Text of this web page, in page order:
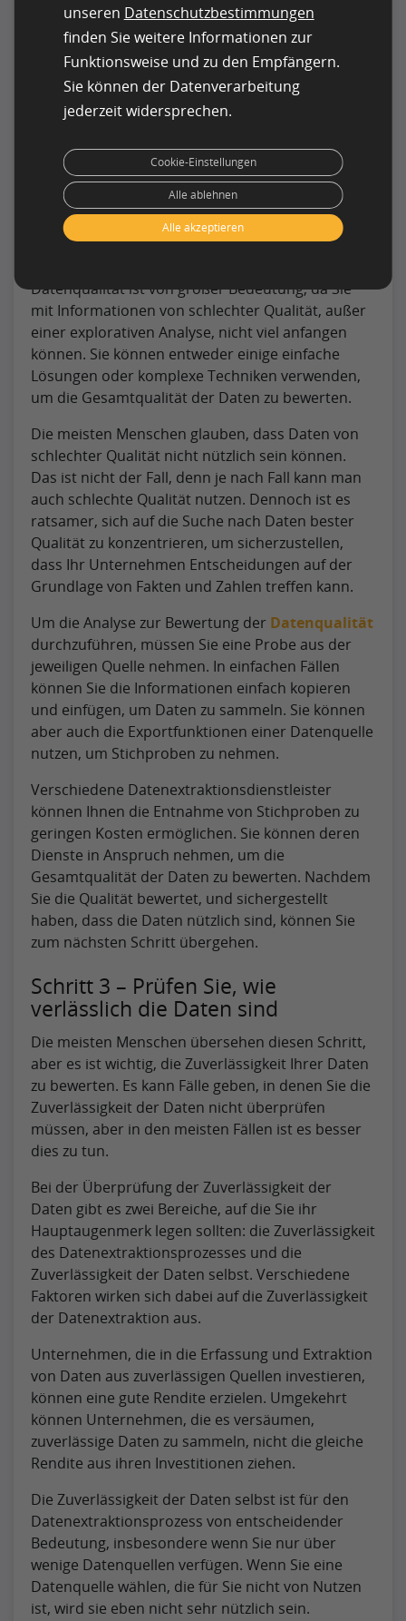
Externe Datenquellen:Hierbei handelt es
sich um Daten, die im Internet also aus
externen Quellen extrahiert werden können.
Sie sind meist für die Öffentlichkeit zugänglich
und können von jedermann leicht abgerufen
werden.
Schritt 2 – Überprüfen Sie die
Datenqualität
Sobald Sie die Datenquellen ermittelt haben,
müssen Sie deren Qualität kennen, um
Datenqualität ist von großer Bedeutung, da Sie
mit Informationen von schlechter Qualität, außer
einer explorativen Analyse, nicht viel anfangen
können. Sie können entweder einige einfache
Lösungen oder komplexe Techniken verwenden,
um die Gesamtqualität der Daten zu bewerten.
Die meisten Menschen glauben, dass Daten von
schlechter Qualität nicht nützlich sein können.
Das ist nicht der Fall, denn je nach Fall kann man
auch schlechte Qualität nutzen. Dennoch ist es
ratsamer, sich auf die Suche nach Daten bester
Qualität zu konzentrieren, um sicherzustellen,
dass Ihr Unternehmen Entscheidungen auf der
Grundlage von Fakten und Zahlen treffen kann.
Um die Analyse zur Bewertung der Datenqualität
durchzuführen, müssen Sie eine Probe aus der
jeweiligen Quelle nehmen. In einfachen Fällen
können Sie die Informationen einfach kopieren
und einfügen, um Daten zu sammeln. Sie können
aber auch die Exportfunktionen einer Datenquelle
nutzen, um Stichproben zu nehmen.
Verschiedene Datenextraktionsdienstleister
können Ihnen die Entnahme von Stichproben zu
geringen Kosten ermöglichen. Sie können deren
Dienste in Anspruch nehmen, um die
Gesamtqualität der Daten zu bewerten. Nachdem
Sie die Qualität bewertet, und sichergestellt
haben, dass die Daten nützlich sind, können Sie
zum nächsten Schritt übergehen.
Schritt 3 – Prüfen Sie, wie
verlässlich die Daten sind
Die meisten Menschen übersehen diesen Schritt,
aber es ist wichtig, die Zuverlässigkeit Ihrer Daten
zu bewerten. Es kann Fälle geben, in denen Sie die
Zuverlässigkeit der Daten nicht überprüfen
müssen, aber in den meisten Fällen ist es besser
dies zu tun.
Bei der Überprüfung der Zuverlässigkeit der
Daten gibt es zwei Bereiche, auf die Sie ihr
Hauptaugenmerk legen sollten: die Zuverlässigkeit
des Datenextraktionsprozesses und die
Zuverlässigkeit der Daten selbst. Verschiedene
Faktoren wirken sich dabei auf die Zuverlässigkeit
der Datenextraktion aus.
Unternehmen, die in die Erfassung und Extraktion
von Daten aus zuverlässigen Quellen investieren,
können eine gute Rendite erzielen. Umgekehrt
können Unternehmen, die es versäumen,
zuverlässige Daten zu sammeln, nicht die gleiche
Rendite aus ihren Investitionen ziehen.
Die Zuverlässigkeit der Daten selbst ist für den
Datenextraktionsprozess von entscheidender
Bedeutung, insbesondere wenn Sie nur über
wenige Datenquellen verfügen. Wenn Sie eine
Datenquelle wählen, die für Sie nicht von Nutzen
ist, wird sie eben nicht sehr nützlich sein.
unseren Datenschutzbestimmungen
finden Sie weitere Informationen zur
Funktionsweise und zu den Empfängern.
Sie können der Datenverarbeitung
jederzeit widersprechen.
Alle akzeptieren
Alle ablehnen
Cookie-Einstellungen